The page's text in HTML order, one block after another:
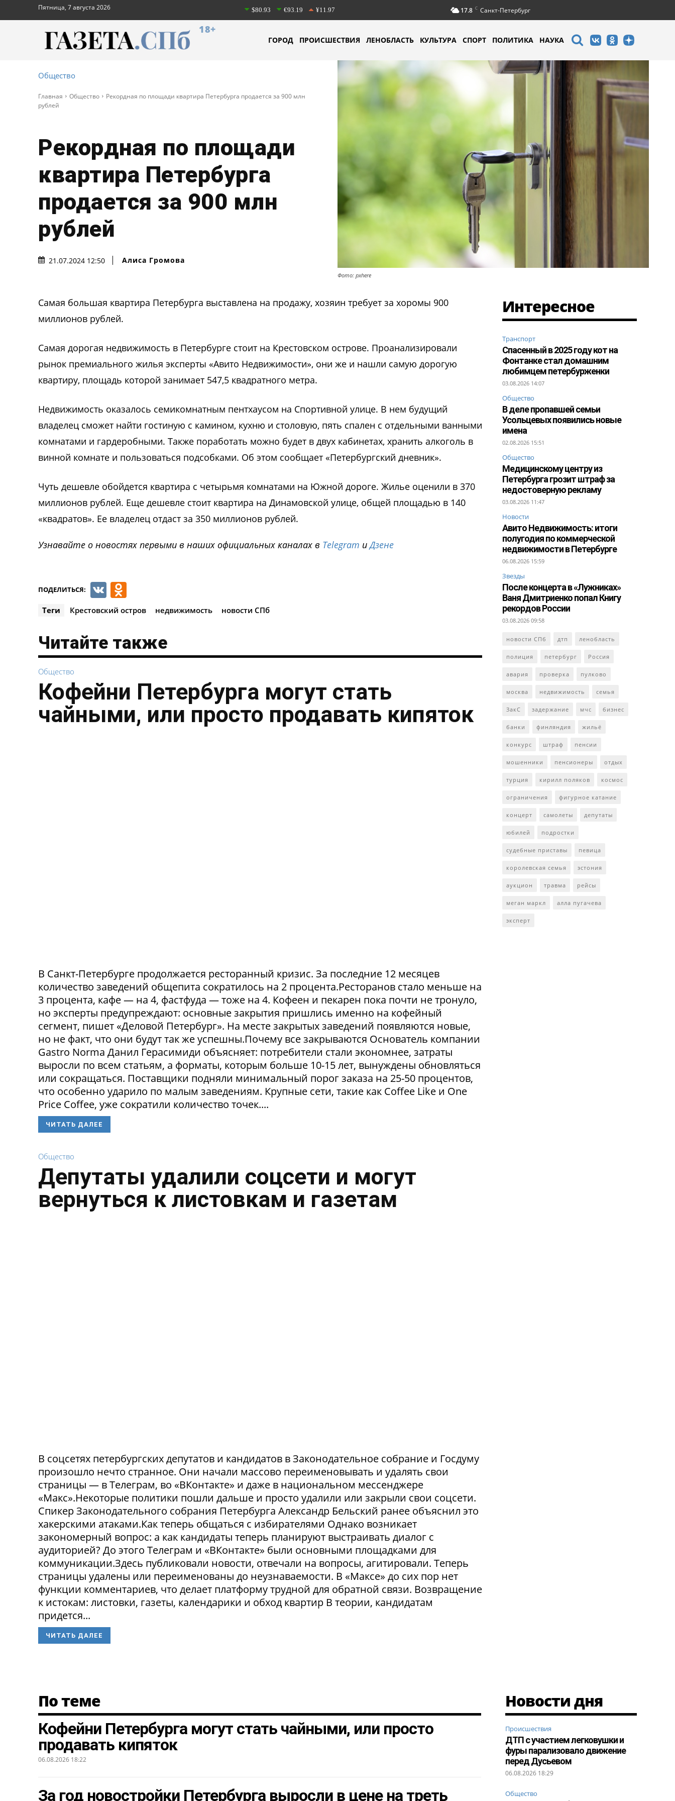
Пятница, 7 августа 2026 $80.93 €93.19 ¥11.97 17.8 C Санкт-Петербург
18+
ГОРОД ПРОИСШЕСТВИЯ ЛЕНОБЛАСТЬ КУЛЬТУРА СПОРТ ПОЛИТИКА НАУКА
Общество
Главная Общество
Рекордная по площади квартира Петербурга продается за 900 млн
рублей
Рекордная по площади
квартира Петербурга
продается за 900 млн
рублей
21.07.2024 12:50 Алиса Громова
Фото: pxhere
Самая большая квартира Петербурга выставлена на продажу, хозяин требует за хоромы 900
миллионов рублей.
Самая дорогая недвижимость в Петербурге стоит на Крестовском острове. Проанализировали
рынок премиального жилья эксперты «Авито Недвижимости», они же и нашли самую дорогую
квартиру, площадь которой занимает 547,5 квадратного метра.
Недвижимость оказалось семикомнатным пентхаусом на Спортивной улице. В нем будущий
владелец сможет найти гостиную с камином, кухню и столовую, пять спален с отдельными ванными
комнатами и гардеробными. Также поработать можно будет в двух кабинетах, хранить алкоголь в
винной комнате и пользоваться подсобками. Об этом сообщает «Петербургский дневник».
Чуть дешевле обойдется квартира с четырьмя комнатами на Южной дороге. Жилье оценили в 370
миллионов рублей. Еще дешевле стоит квартира на Динамовской улице, общей площадью в 140
«квадратов». Ее владелец отдаст за 350 миллионов рублей.
Узнавайте о новостях первыми в наших официальных каналах в Telegram иДзене
ПОДЕЛИТЬСЯ: VK
Теги Крестовский остров недвижимость новости СПб
Читайте также
Общество
Кофейни Петербурга могут стать
чайными, или просто продавать кипяток
В Санкт-Петербурге продолжается ресторанный кризис. За последние 12 месяцев
количество заведений общепита сократилось на 2 процента.Ресторанов стало меньше на
3 процента, кафе — на 4, фастфуда — тоже на 4. Кофеен и пекарен пока почти не тронуло,
но эксперты предупреждают: основные закрытия пришлись именно на кофейный
сегмент, пишет «Деловой Петербург». На месте закрытых заведений появляются новые,
но не факт, что они будут так же успешны.Почему все закрываются Основатель компании
Gastro Norma Данил Герасимиди объясняет: потребители стали экономнее, затраты
выросли по всем статьям, а форматы, которым больше 10-15 лет, вынуждены обновляться
или сокращаться. Поставщики подняли минимальный порог заказа на 25-50 процентов,
что особенно ударило по малым заведениям. Крупные сети, такие как Coffee Like и One
Price Coffee, уже сократили количество точек....
ЧИТАТЬ ДАЛЕЕ
Общество
Депутаты удалили соцсети и могут
вернуться к листовкам и газетам
В соцсетях петербургских депутатов и кандидатов в Законодательное собрание и Госдуму
произошло нечто странное. Они начали массово переименовывать и удалять свои
страницы — в Телеграм, во «ВКонтакте» и даже в национальном мессенджере
«Макс».Некоторые политики пошли дальше и просто удалили или закрыли свои соцсети.
Спикер Законодательного собрания Петербурга Александр Бельский ранее объяснил это
хакерскими атаками.Как теперь общаться с избирателями Однако возникает
закономерный вопрос: а как кандидаты теперь планируют выстраивать диалог с
аудиторией? До этого Телеграм и «ВКонтакте» были основными площадками для
коммуникации.Здесь публиковали новости, отвечали на вопросы, агитировали. Теперь
страницы удалены или переименованы до неузнаваемости. В «Максе» до сих пор нет
функции комментариев, что делает платформу трудной для обратной связи. Возвращение
к истокам: листовки, газеты, календарики и обход квартир В теории, кандидатам
придется...
ЧИТАТЬ ДАЛЕЕ
Интересное
Транспорт
Спасенный в 2025 году кот на
Фонтанке стал домашним
любимцем петербурженки
03.08.2026 14:07
Общество
В деле пропавшей семьи
Усольцевых появились новые
имена
02.08.2026 15:51
Общество
Медицинскому центру из
Петербурга грозит штраф за
недостоверную рекламу
03.08.2026 11:47
Новости
Авито Недвижимость: итоги
полугодия по коммерческой
недвижимости в Петербурге
06.08.2026 15:59
Звезды
После концерта в «Лужниках»
Ваня Дмитриенко попал Книгу
рекордов России
03.08.2026 09:58
новости СПб дтп ленобласть
полиция петербург Россия
авария проверка пулково
москва недвижимость семья
ЗакС задержание мчс бизнес
банки финляндия жильё
конкурс штраф пенсии
мошенники пенсионеры отдых
турция кирилл поляков космос
ограничения фигурное катание
концерт самолеты депутаты
юбилей подростки
судебные приставы певица
королевская семья эстония
аукцион травма рейсы
меган маркл алла пугачева
эксперт
Новости дня
Происшествия
ДТП с участием легковушки и
фуры парализовало движение
перед Дусьевом
06.08.2026 18:29
Общество
По теме
Кофейни Петербурга могут стать чайными, или просто
продавать кипяток
06.08.2026 18:22
За год новостройки Петербурга выросли в цене на треть